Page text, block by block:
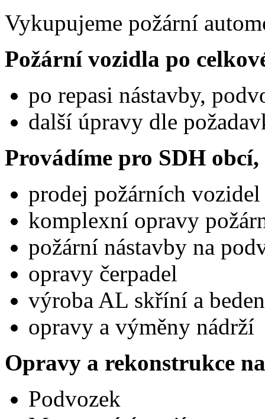
Vykupujeme požární
Požární vozidla po
po repasi nástavby,
další úpravy dle
Provádíme pro SDH
prodej požárních
komplexní opravy
požární nástavby na
opravy čerpadel
výroba AL skříní a beden
opravy a výměny nádrží
Opravy a rekonstrukce
Podvozek